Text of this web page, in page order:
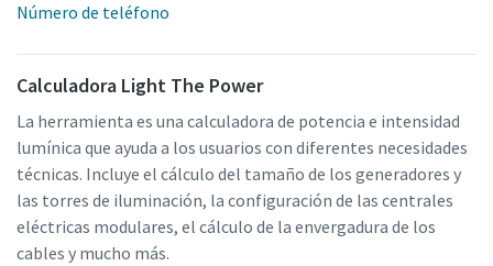
Número de teléfono
Calculadora Light The Power
La herramienta es una calculadora de potencia e intensidad
lumínica que ayuda a los usuarios con diferentes necesidades
técnicas. Incluye el cálculo del tamaño de los generadores y
las torres de iluminación, la configuración de las centrales
eléctricas modulares, el cálculo de la envergadura de los
cables y mucho más.